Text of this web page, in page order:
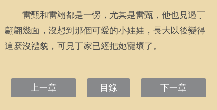
雷甄和雷翊都是一愣，尤其是雷甄，他也見過丁
翩翩幾面，沒想到那個可愛的小娃娃，長大以後變得
這麼沒禮貌，可見丁家已經把她寵壞了。
上一章 目錄 下一章